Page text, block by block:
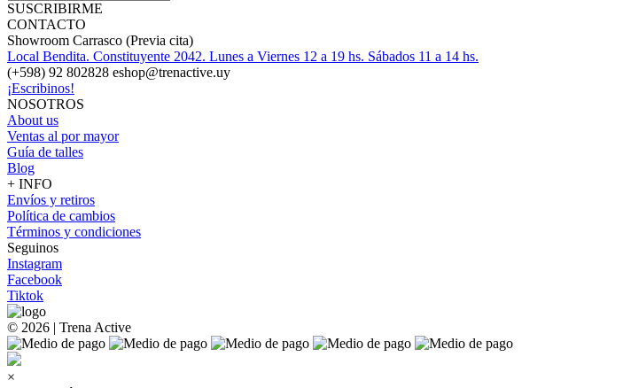
SUSCRIBIRME
CONTACTO
Showroom Carrasco (Previa cita)
Local Bendita. Constituyente 2042. Lunes a Viernes 12 a 19 hs. Sábados 11 a 14 hs.
(+598) 92 802828 eshop@trenactive.uy
¡Escribinos!
NOSOTROS
About us
Ventas al por mayor
Guía de talles
Blog
+ INFO
Envíos y retiros
Política de cambios
Términos y condiciones
Seguinos
Instagram
Facebook
Tiktok
© 2026 | Trena Active
×